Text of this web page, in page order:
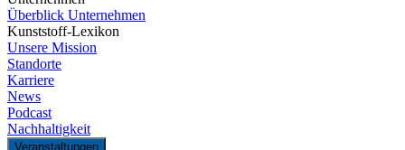
Überblick Unternehmen
Kunststoff-Lexikon
Unsere Mission
Standorte
Karriere
News
Podcast
Nachhaltigkeit
Veranstaltungen